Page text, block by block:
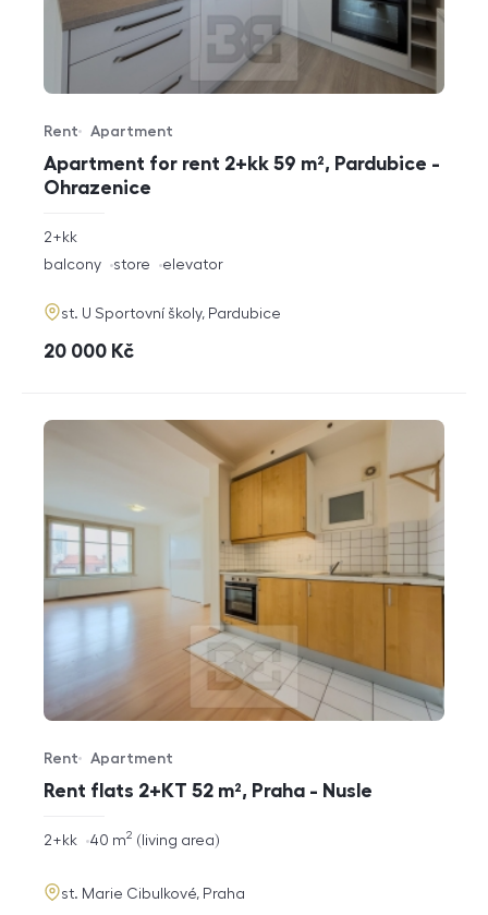
Apartment for rent 2+kk 59 m², Pardubice -
Ohrazenice
Offer type
Rent
Property type
Apartment
rozměry
disposition
2+kk
funkce
balcony store elevator
adresa
st. U Sportovní školy, Pardubice
cena
20 000 Kč
Rent flats 2+KT 52 m², Praha - Nusle
Offer type
Rent
Property type
Apartment
rozměry
disposition
2+kk living area
40 m2
adresa
st. Marie Cibulkové, Praha